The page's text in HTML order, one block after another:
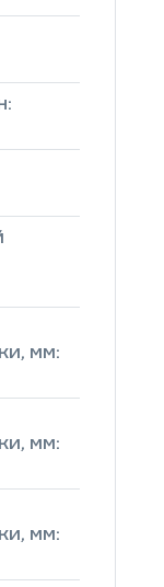
мм:
мм:
мм: